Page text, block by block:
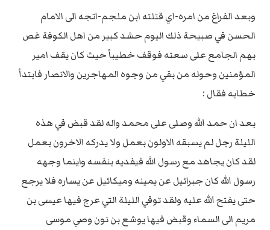
وبعد الفراغ من امره-اي قتلته ابن ملجم-اتجه الى الامام
الحسن في صبيحة ذلك اليوم حشد كبير من اهل الكوفة غص
بهم الجامع على سعته فوقف خطيباً حيث كان يقف امير
المؤمنين وحوله من بقي من وجوه المهاجرين والانصار فابتدأ
خطابه فقال :
بعد ان حمد الله وصلى على محمد واله لقد قبض في هذه
الليلة رجل لم يسبقه الاولون بعمل ولا يدركه الاخرون بعمل
لقد كان يجاهد مع رسول الله فيفديه بنفسه واينما وجهه
رسول الله كان جبرائيل عن يمينه وميكائيل عن يساره فلا يرجع
حتى يفتح الله عليه ولقد توفي الليلة التي عرج فيها عيسى بن
مريم الى السماء وقبض فيها يوشع بن نون وصي موسى